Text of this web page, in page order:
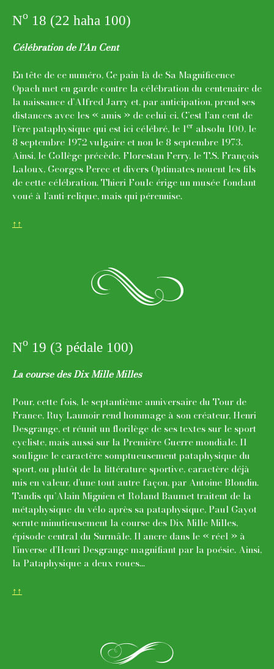
No 18 (22 haha 100)
Célébration de l’An Cent
En tête de ce numéro, Ce pain-là de Sa Magnificence
Opach met en garde contre la célébration du centenaire de
la naissance d’Alfred Jarry et, par anticipation, prend ses
distances avec les « amis » de celui-ci. C’est l’an cent de
l’ère pataphysique qui est ici célébré, le 1er absolu 100, le
8 septembre 1972 vulgaire et non le 8 septembre 1973.
Ainsi, le Collège précède. Florestan Ferry, le T.S. François
Laloux, Georges Perec et divers Optimates nouent les fils
de cette célébration. Thieri Foulc érige un musée fondant
voué à l’anti-relique, mais qui pérennise.
↑↑
o
No 19 (3 pédale 100)
La course des Dix Mille Milles
Pour, cette fois, le septantième anniversaire du Tour de
France, Ruy Launoir rend hommage à son créateur, Henri
Desgrange, et réunit un florilège de ses textes sur le sport
cycliste, mais aussi sur la Première Guerre mondiale. Il
souligne le caractère somptueusement pataphysique du
sport, ou plutôt de la littérature sportive, caractère déjà
mis en valeur, d’une tout autre façon, par Antoine Blondin.
Tandis qu’Alain Mignien et Roland Baumet traitent de la
métaphysique du vélo après sa pataphysique, Paul Gayot
scrute minutieusement la course des Dix Mille Milles,
épisode central du Surmâle. Il ancre dans le « réel » à
l’inverse d’Henri Desgrange magnifiant par la poésie. Ainsi,
la Pataphysique a deux roues...
↑↑
l